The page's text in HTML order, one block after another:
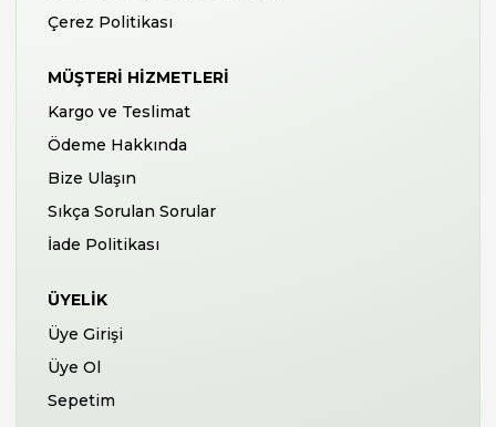
Çerez Politikası
MÜŞTERI HIZMETLERI
Kargo ve Teslimat
Ödeme Hakkında
Bize Ulaşın
Sıkça Sorulan Sorular
İade Politikası
ÜYELIK
Üye Girişi
Üye Ol
Sepetim